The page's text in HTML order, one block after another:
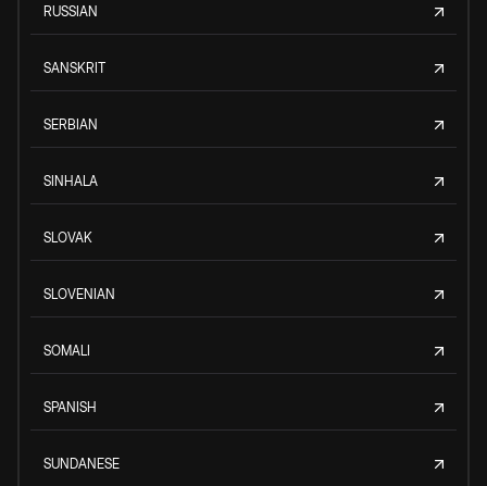
RUSSIAN
SANSKRIT
SERBIAN
SINHALA
SLOVAK
SLOVENIAN
SOMALI
SPANISH
SUNDANESE